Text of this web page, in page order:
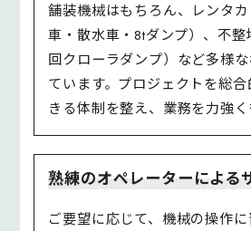
舗装機械はもちろん、レンタ
車・散水車・8tダンプ）、不
回クローラダンプ）など多様
ています。プロジェクトを総
きる体制を整え、業務を力強く
熟練のオペレーターによる
ご要望に応じて、機械の操作